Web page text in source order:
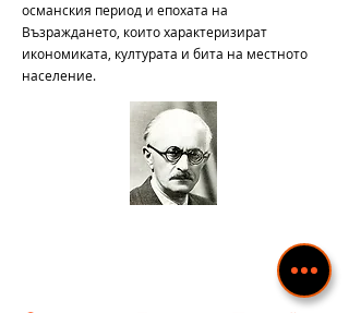
османския период и епохата на
Възраждането, които характеризират
икономиката, културата и бита на местното
население.